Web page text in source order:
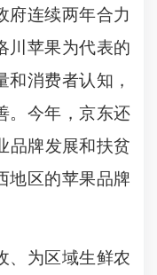
府连续两年合力
川苹果为代表的
和消费者认知，
。今年，京东还
品牌发展和扶贫
地区的苹果品牌
、为区域生鲜农